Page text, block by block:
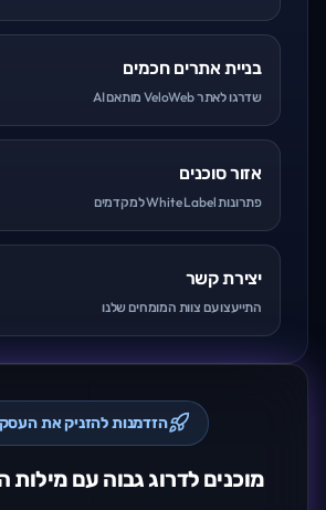
בניית אתרים חכמים
שדרגו לאתר VeloWeb מותאם AI
אזור סוכנים
פתרונות White Label למקדמים
יצירת קשר
התייעצו עם צוות המומחים שלנו
הזדמנות להזניק את
מוכנים לדרוג גבוה עם